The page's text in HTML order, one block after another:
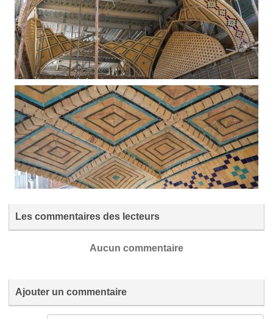
Les commentaires des lecteurs
Aucun commentaire
Ajouter un commentaire